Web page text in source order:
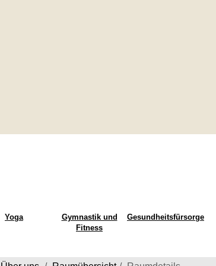
Yoga
Gymnastik und
Fitness
Gesundheitsfürsorge